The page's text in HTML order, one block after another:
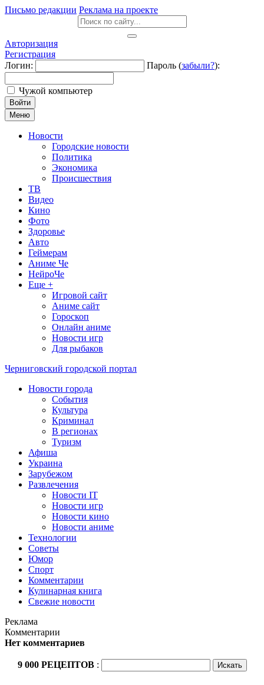
Письмо редакции Реклама на проекте
Авторизация
Регистрация
Логин:
Пароль (забыли?):
Чужой компьютер
Войти
Меню
Новости
Городские новости
Политика
Экономика
Происшествия
ТВ
Видео
Кино
Фото
Здоровье
Авто
Геймерам
Аниме Че
НейроЧе
Еще +
Игровой сайт
Аниме сайт
Гороскоп
Онлайн аниме
Новости игр
Для рыбаков
Черниговский городской портал
Новости города
События
Культура
Криминал
В регионах
Туризм
Афиша
Украина
Зарубежом
Развлечения
Новости IT
Новости игр
Новости кино
Новости аниме
Технологии
Советы
Юмор
Спорт
Комментарии
Кулинарная книга
Свежие новости
Реклама
Комментарии
Нет комментариев
9 000 РЕЦЕПТОВ :